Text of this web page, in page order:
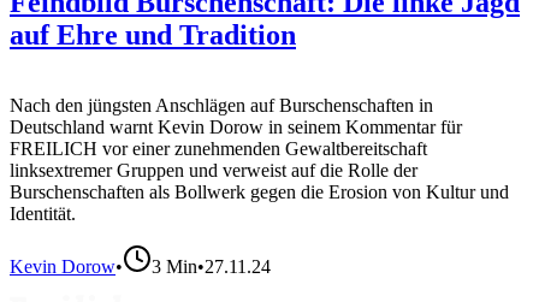
auf Ehre und Tradition
Nach den jüngsten Anschlägen auf Burschenschaften in
Deutschland warnt Kevin Dorow in seinem Kommentar für
FREILICH vor einer zunehmenden Gewaltbereitschaft
linksextremer Gruppen und verweist auf die Rolle der
Burschenschaften als Bollwerk gegen die Erosion von Kultur und
Identität.
Kevin Dorow• 3 Min•27.11.24